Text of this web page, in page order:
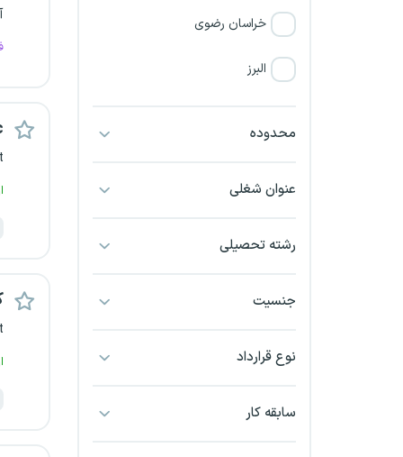
خراسان رضوی
البرز
اراک
اردبیل
محدوده
عنوان شغلی
رشته تحصیلی
جنسیت
نوع قرارداد
سابقه کار